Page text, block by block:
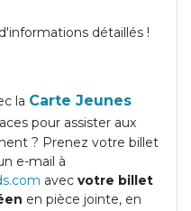
détaillés !
la Carte Jeunes
pour assister aux
? Prenez votre billet
e-mail à
avec votre billet
en pièce jointe, en